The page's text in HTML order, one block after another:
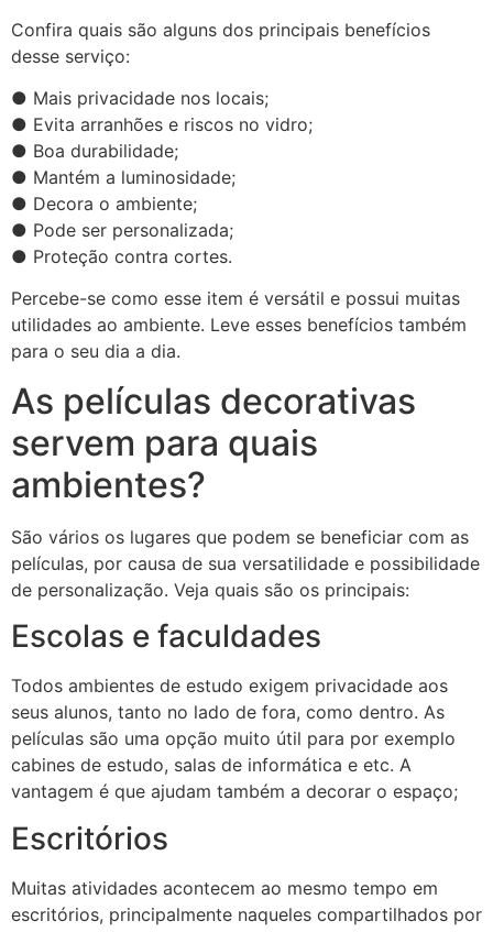
Confira quais são alguns dos principais benefícios
desse serviço:
● Mais privacidade nos locais;
● Evita arranhões e riscos no vidro;
● Boa durabilidade;
● Mantém a luminosidade;
● Decora o ambiente;
● Pode ser personalizada;
● Proteção contra cortes.
Percebe-se como esse item é versátil e possui muitas
utilidades ao ambiente. Leve esses benefícios também
para o seu dia a dia.
As películas decorativas
servem para quais
ambientes?
São vários os lugares que podem se beneficiar com as
películas, por causa de sua versatilidade e possibilidade
de personalização. Veja quais são os principais:
Escolas e faculdades
Todos ambientes de estudo exigem privacidade aos
seus alunos, tanto no lado de fora, como dentro. As
películas são uma opção muito útil para por exemplo
cabines de estudo, salas de informática e etc. A
vantagem é que ajudam também a decorar o espaço;
Escritórios
Muitas atividades acontecem ao mesmo tempo em
escritórios, principalmente naqueles compartilhados por